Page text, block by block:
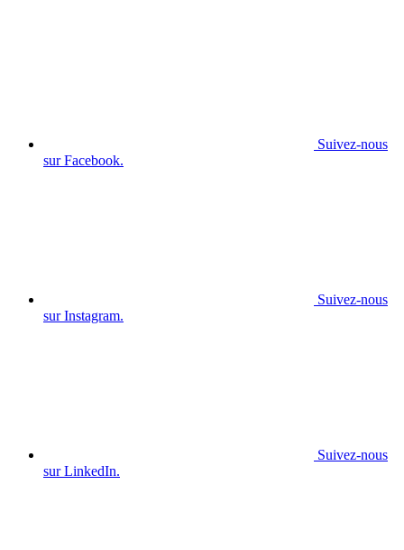
Suivez-nous
sur Facebook.
Suivez-nous
sur Instagram.
Suivez-nous
sur LinkedIn.